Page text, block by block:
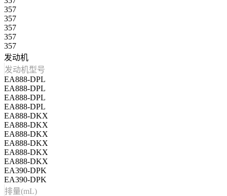
357
357
357
357
357
发动机
发动机型号
EA888-DPL
EA888-DPL
EA888-DPL
EA888-DPL
EA888-DKX
EA888-DKX
EA888-DKX
EA888-DKX
EA888-DKX
EA888-DKX
EA390-DPK
EA390-DPK
排量(mL)